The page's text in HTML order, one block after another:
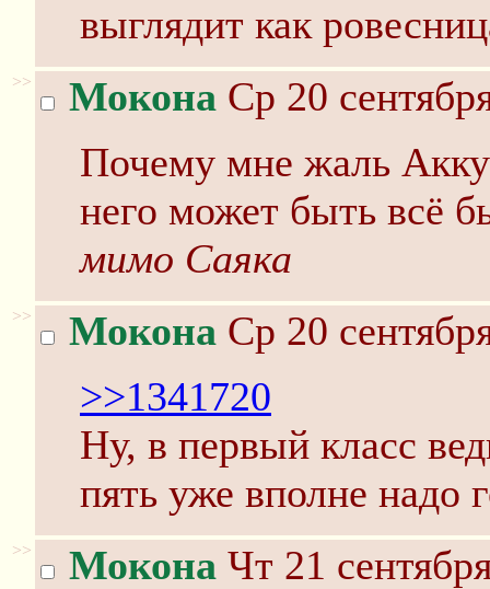
выглядит как
>> Мокона Ср 20
Почему мне жаль
него может быть всё
мимо Саяка
>> Мокона Ср 20
>>1341720
Ну, в первый класс
пять уже вполне надо
>> Мокона Чт 21